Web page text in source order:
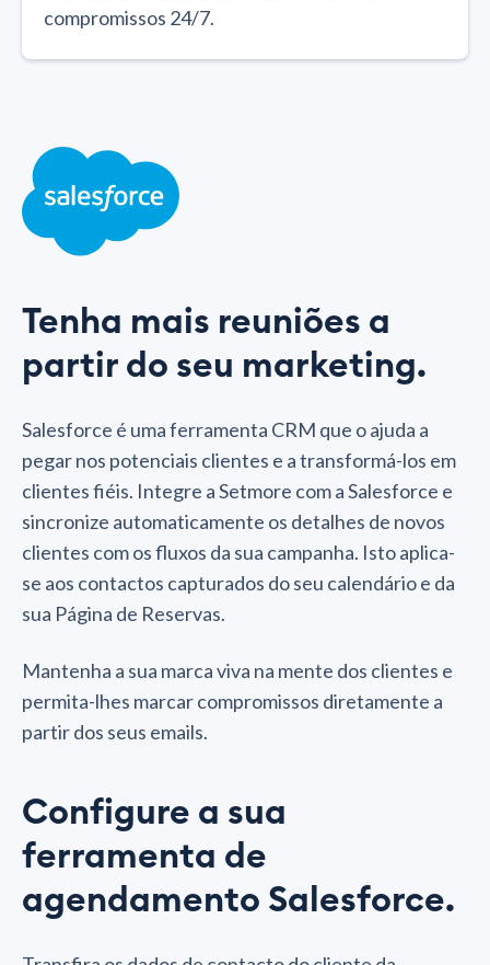
compromissos 24/7.
Tenha mais reuniões a
partir do seu marketing.
Salesforce é uma ferramenta CRM que o ajuda a
pegar nos potenciais clientes e a transformá-los em
clientes fiéis. Integre a Setmore com a Salesforce e
sincronize automaticamente os detalhes de novos
clientes com os fluxos da sua campanha. Isto aplica-
se aos contactos capturados do seu calendário e da
sua Página de Reservas.
Mantenha a sua marca viva na mente dos clientes e
permita-lhes marcar compromissos diretamente a
partir dos seus emails.
Configure a sua
ferramenta de
agendamento Salesforce.